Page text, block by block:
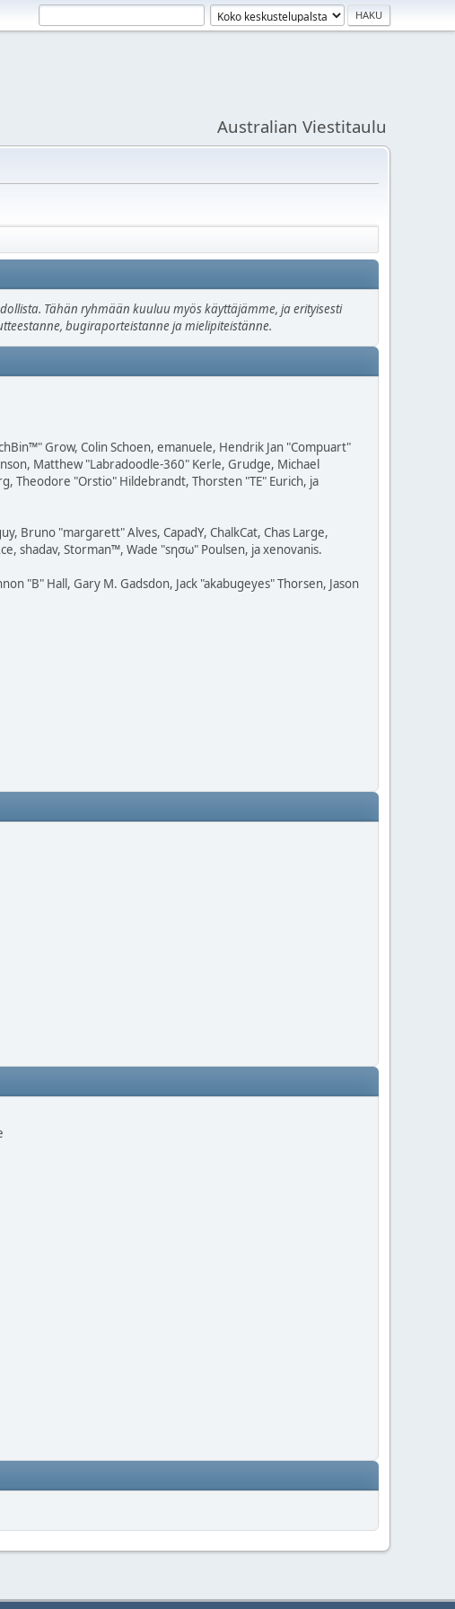
Australian Viestitaulu
Tähän ryhmään kuuluu myös käyttäjämme, ja erityisesti
bugiraporteistanne ja mielipiteistänne.
Grow, Colin Schoen, emanuele, Hendrik Jan "Compuart"
Matthew "Labradoodle-360" Kerle, Grudge, Michael
Theodore "Orstio" Hildebrandt, Thorsten "TE" Eurich, ja
Bruno "margarett" Alves, CapadY, ChalkCat, Chas Large,
shadav, Storman™, Wade "sησω" Poulsen, ja xenovanis.
"B" Hall, Gary M. Gadsdon, Jack "akabugeyes" Thorsen, Jason